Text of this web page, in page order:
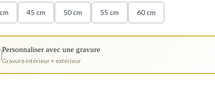
45 cm 50 cm 55 cm 60 cm
Personnaliser avec une gravure
Gravure intérieur + extérieur